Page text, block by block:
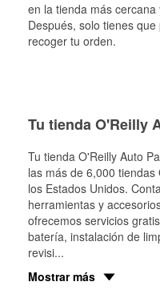
en la tienda más
Después, solo tienes
recoger tu orden.
Tu tienda O'Reilly
Tu tienda O'Reilly Auto
las más de 6,000
los Estados Unidos.
herramientas y
ofrecemos servicios
batería, instalación de
revisi...
Mostrar más